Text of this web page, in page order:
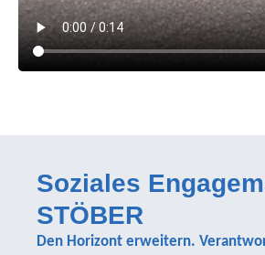
Soziales
STÖBER
Den Horizont erweitern.